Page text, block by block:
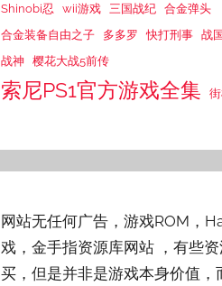
Shinobi忍
wii游戏 三国战纪 合金弹头
合金装备自由之子
多多罗 快打刑事 战
战神
樱花大战5前传
索尼PS1官方游戏全集
网站无任何广告，游戏ROM，
戏，金手指资源库网站 ，有些
买，但是并非是游戏本身价值，